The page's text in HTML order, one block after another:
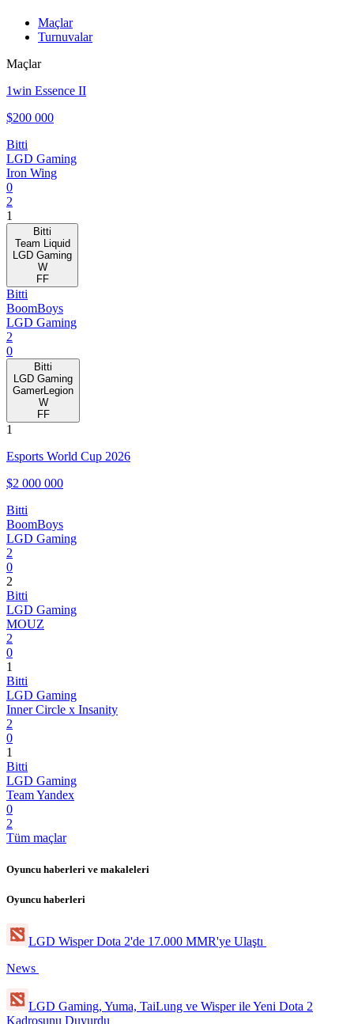
Maçlar
Turnuvalar
Maçlar
1win Essence II
$200 000
Bitti
LGD Gaming
Iron Wing
0
2
1
Bitti
Team Liquid
LGD Gaming
W
FF
Bitti
BoomBoys
LGD Gaming
2
0
Bitti
LGD Gaming
GamerLegion
W
FF
1
Esports World Cup 2026
$2 000 000
Bitti
BoomBoys
LGD Gaming
2
0
2
Bitti
LGD Gaming
MOUZ
2
0
1
Bitti
LGD Gaming
Inner Circle x Insanity
2
0
1
Bitti
LGD Gaming
Team Yandex
0
2
Tüm maçlar
Oyuncu haberleri ve makaleleri
Oyuncu haberleri
LGD Wisper Dota 2'de 17.000 MMR'ye Ulaştı
News
LGD Gaming, Yuma, TaiLung ve Wisper ile Yeni Dota 2
Kadrosunu Duyurdu